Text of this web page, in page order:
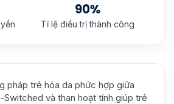
90%
Tỉ lệ điều trị thành công
pháp trẻ hóa da phức hợp giữa
và than hoạt tính giúp trẻ